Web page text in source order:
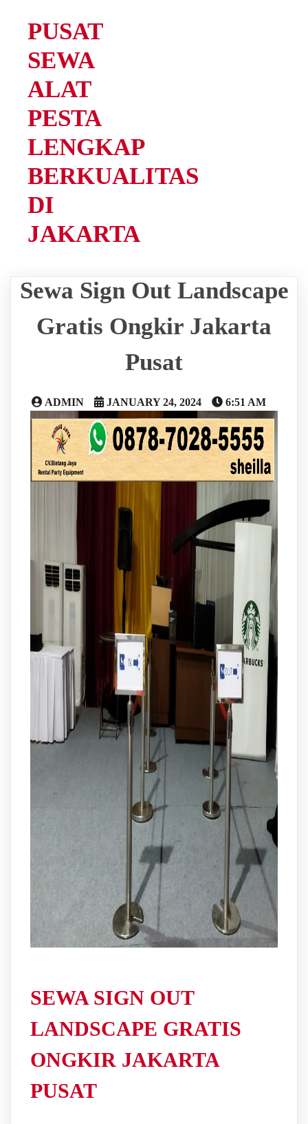
PUSAT
SEWA
ALAT
PESTA
LENGKAP
BERKUALITAS
DI
JAKARTA
Sewa Sign Out Landscape
Gratis Ongkir Jakarta
Pusat
ADMIN JANUARY 24, 2024 6:51 AM
SEWA SIGN OUT
LANDSCAPE GRATIS
ONGKIR JAKARTA
PUSAT